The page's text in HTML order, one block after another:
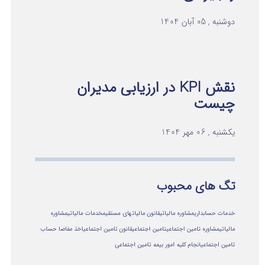
دوشنبه , 05 آبان 1404
نقش KPI در ارزیابی مدیران
چیست
یکشنبه , 06 مهر 1404
تگ های محبوب
خدمات حسابداریمشاوره مالیاتیقانون مالیاتهای مستقیمخدمات مالیاتیمشاوره
مالياتيمشاوره تامین اجتماعیتامین اجتماعیقانون تامین اجتماعیاخذ مفاصا حساب
تامین اجتماعیانجام کلیه امور بیمه تامین اجتماعی